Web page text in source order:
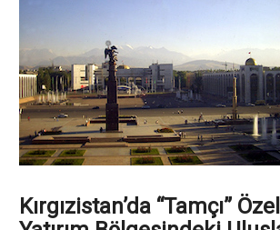
Kırgızistan’da “Tamçı”